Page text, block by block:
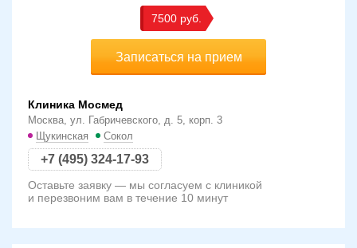
7500 руб.
Записаться на прием
Клиника Мосмед
Москва, ул. Габричевского, д. 5, корп. 3
Щукинская
Сокол
+7 (495) 324-17-93
Оставьте заявку — мы согласуем с клиникой
и перезвоним вам в течение 10 минут